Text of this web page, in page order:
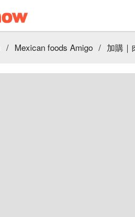
/ Mexican foods Amigo / 加購｜